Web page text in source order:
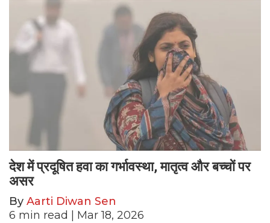
देश में प्रदूषित हवा का गर्भावस्था, मातृत्व और बच्चों पर
असर
By Aarti Diwan Sen
6 min read | Mar 18, 2026